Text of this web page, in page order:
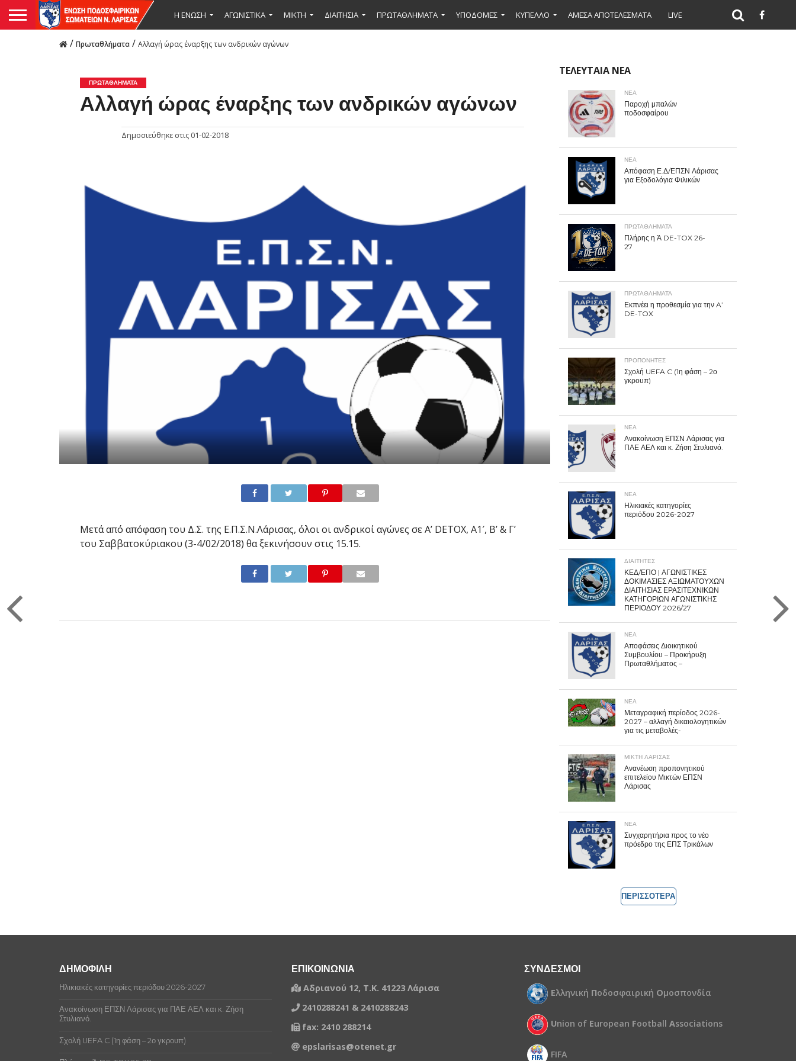
Η ΕΝΩΣΗ ΑΓΩΝΙΣΤΙΚΑ ΜΙΚΤΉ ΔΙΑΙΤΗΣΙΑ ΠΡΩΤΑΘΛΗΜΑΤΑ ΥΠΟΔΟΜΕΣ ΚΥΠΕΛΛΟ ΑΜΕΣΑ ΑΠΟΤΕΛΕΣΜΑΤΑ LIVE
/ Πρωταθλήματα / Αλλαγή ώρας έναρξης των ανδρικών αγώνων
ΠΡΩΤΑΘΛΉΜΑΤΑ
Αλλαγή ώρας έναρξης των ανδρικών αγώνων
Δημοσιεύθηκε στις 01-02-2018
Μετά από απόφαση του Δ.Σ. της Ε.Π.Σ.Ν.Λάρισας, όλοι οι ανδρικοί αγώνες σε Α’ DETOX, Α1′, Β’ & Γ’
του Σαββατοκύριακου (3-4/02/2018) θα ξεκινήσουν στις 15.15.
ΤΕΛΕΥΤΑΙΑ ΝΕΑ
ΝΕΑ
Παροχή μπαλών
ποδοσφαίρου
ΝΕΑ
Απόφαση Ε.Δ/ΕΠΣΝ Λάρισας
για Εξοδολόγια Φιλικών
ΠΡΩΤΑΘΛΉΜΑΤΑ
Πλήρης η Ά DE-TOX 26-
27
ΠΡΩΤΑΘΛΉΜΑΤΑ
Εκπνέει η προθεσμία για την A’
DE-TOX
ΠΡΟΠΟΝΗΤΈΣ
Σχολή UEFA C (1η φάση – 2ο
γκρουπ)
ΝΕΑ
Ανακοίνωση ΕΠΣΝ Λάρισας για
ΠΑΕ ΑΕΛ και κ. Ζήση Στυλιανό.
ΝΕΑ
Ηλικιακές κατηγορίες
περιόδου 2026-2027
ΔΙΑΙΤΗΤΕΣ
ΚΕΔ/ΕΠΟ | ΑΓΩΝΙΣΤΙΚΕΣ
ΔΟΚΙΜΑΣΙΕΣ ΑΞΙΩΜΑΤΟΥΧΩΝ
ΔΙΑΙΤΗΣΙΑΣ ΕΡΑΣΙΤΕΧΝΙΚΩΝ
ΚΑΤΗΓΟΡΙΩΝ ΑΓΩΝΙΣΤΙΚΗΣ
ΠΕΡΙΟΔΟΥ 2026/27
ΝΕΑ
Αποφάσεις Διοικητικού
Συμβουλίου – Προκήρυξη
Πρωταθλήματος –
ΝΕΑ
Μεταγραφική περίοδος 2026-
2027 – αλλαγή δικαιολογητικών
για τις μεταβολές-
ΜΙΚΤΗ ΛΑΡΙΣΑΣ
Ανανέωση προπονητικού
επιτελείου Μικτών ΕΠΣΝ
Λάρισας
ΝΕΑ
Συγχαρητήρια προς το νέο
πρόεδρο της ΕΠΣ Τρικάλων
ΠΕΡΙΣΣΟΤΕΡΑ
ΔΗΜΟΦΙΛΗ
Ηλικιακές κατηγορίες περιόδου 2026-2027
Ανακοίνωση ΕΠΣΝ Λάρισας για ΠΑΕ ΑΕΛ και κ. Ζήση
Στυλιανό.
Σχολή UEFA C (1η φάση – 2ο γκρουπ)
ΕΠΙΚΟΙΝΩΝΙΑ
Αδριανού 12, Τ.Κ. 41223 Λάρισα
2410288241 & 2410288243
fax: 2410 288214
epslarisas@otenet.gr
ΣΥΝΔΕΣΜΟΙ
Ελληνική Ποδοσφαιρική Ομοσπονδία
Union of European Football Associations
FIFA